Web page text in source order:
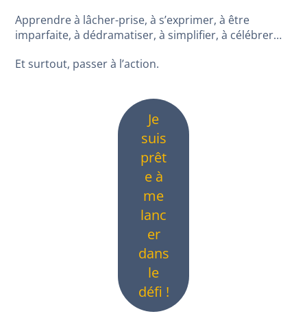
Apprendre à lâcher-prise, à s’exprimer, à être
imparfaite, à dédramatiser, à simplifier, à célébrer…
Et surtout, passer à l’action.
Je
suis
prêt
e à
me
lanc
er
dans
le
défi !